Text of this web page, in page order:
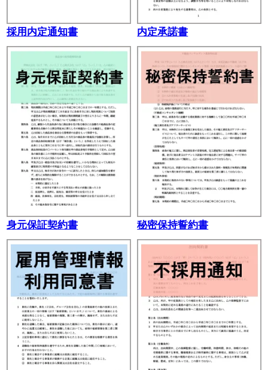
採用内定通知書 内定承諾書
身元保証契約書 秘密保持誓約書